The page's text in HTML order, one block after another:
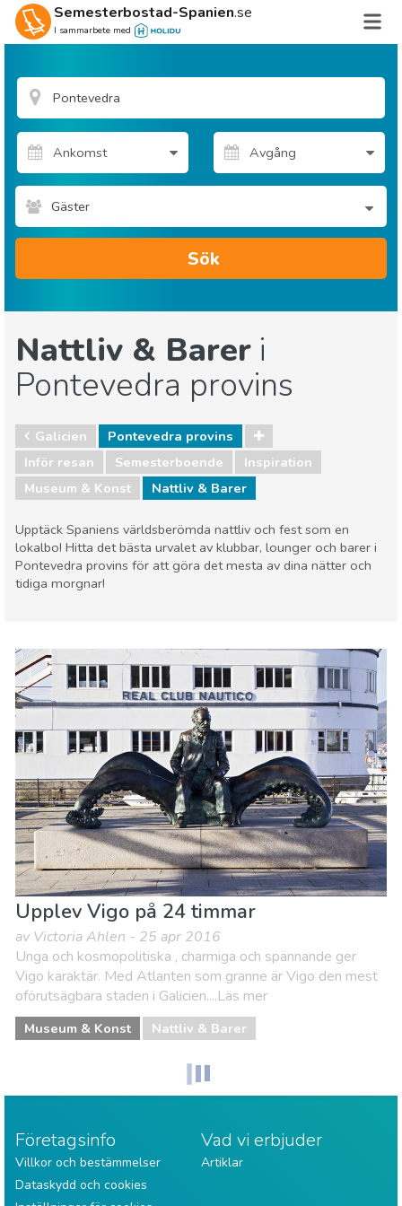
Semesterbostad-Spanien.se
I sammarbete med
Gäster
Sök
Nattliv & Barer i
Pontevedra provins
Galicien
Pontevedra provins
Inför resan
Semesterboende
Inspiration
Museum & Konst
Nattliv & Barer
Upptäck Spaniens världsberömda nattliv och fest som en
lokalbo! Hitta det bästa urvalet av klubbar, lounger och barer i
Pontevedra provins för att göra det mesta av dina nätter och
tidiga morgnar!
Museum & Konst
Nattliv & Barer
Upplev Vigo på 24 timmar
av Victoria Ahlen - 25 apr 2016
Unga och kosmopolitiska , charmiga och spännande ger
Vigo karaktär. Med Atlanten som granne är Vigo den mest
oförutsägbara staden i Galicien....Läs mer
Museum & Konst Nattliv & Barer
Företagsinfo
Villkor och bestämmelser
Dataskydd och cookies
Vad vi erbjuder
Artiklar